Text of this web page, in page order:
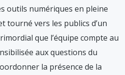
outils numériques en pleine
tourné vers les publics d’un
que l’équipe compte au
aux questions du
la présence de la